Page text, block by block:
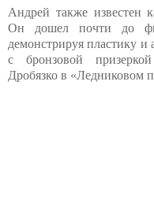
Андрей также известен
Он дошел почти до
демонстрируя пластику
с бронзовой
Дробязко в «Ледниковом